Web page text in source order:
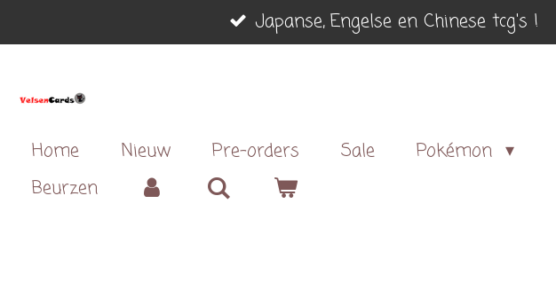
direct
de
Japanse, Engelse en Chinese tcg's !
Home Nieuw Pre-orders Sale Pokémon
Beurzen